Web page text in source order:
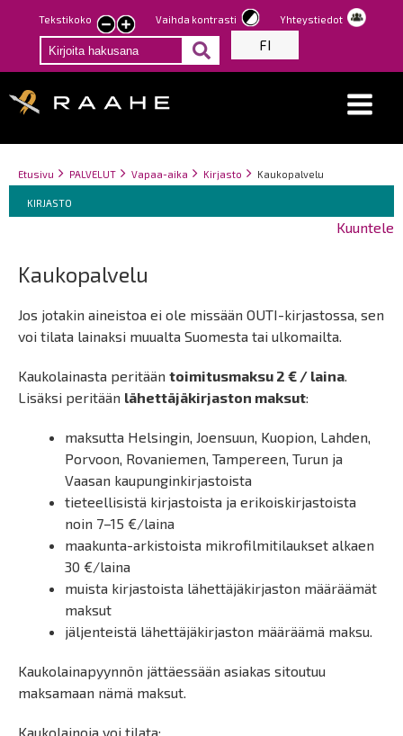
Hyppää
pääsisältöön
Tekstikoko
Pienennä
tekstin
kokoa
Suurenna
tekstin
kokoa
Vaihda kontrasti Yhteystiedot
FI
Breadcrumbs
You
here:
Etusivu PALVELUT Vapaa-aika Kirjasto Kaukopalvelu
Breadcrumbs
You
are
KIRJASTO
Kuuntele
Kaukopalvelu
Jos jotakin aineistoa ei ole missään OUTI-kirjastossa, sen
voi tilata lainaksi muualta Suomesta tai ulkomailta.
Kaukolainasta peritään toimitusmaksu 2 € / laina.
Lisäksi peritään lähettäjäkirjaston maksut:
maksutta Helsingin, Joensuun, Kuopion, Lahden,
Porvoon, Rovaniemen, Tampereen, Turun ja
Vaasan kaupunginkirjastoista
tieteellisistä kirjastoista ja erikoiskirjastoista
noin 7–15 €/laina
maakunta-arkistoista mikrofilmitilaukset alkaen
30 €/laina
muista kirjastoista lähettäjäkirjaston määräämät
maksut
jäljenteistä lähettäjäkirjaston määräämä maksu.
Kaukolainapyynnön jättäessään asiakas sitoutuu
maksamaan nämä maksut.
Kaukolainoja voi tilata: